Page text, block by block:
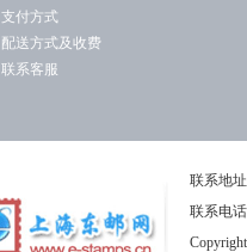
支付方式
配送方式及收费
联系客服
联系地
联系电